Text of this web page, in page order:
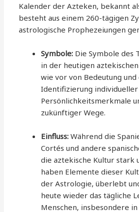
Kalender der Azteken, bekannt
besteht aus einem 260-tägigen
astrologische Prophezeiungen
Symbole: Die Symbole des
in der heutigen
wie vor von Bedeutung
Identifizierung individueller
Persönlichkeitsmerkmale
zukünftiger Wege.
Einfluss: Während die
Cortés und andere
die aztekische Kultur stark
haben Elemente dieser
der Astrologie, überlebt
heute wieder das tägliche
Menschen, insbesondere